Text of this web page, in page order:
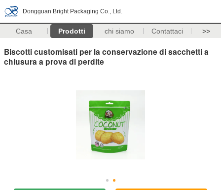
Dongguan Bright Packaging Co., Ltd.
Casa Prodotti chi siamo Contattaci >>
Biscotti customisati per la conservazione di sacchetti a
chiusura a prova di perdite